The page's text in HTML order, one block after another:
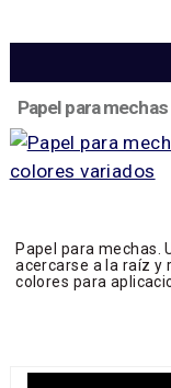
Papel para
Papel para mechas.
acercarse a la raíz y
colores para